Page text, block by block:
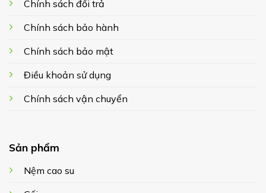
Chính sách đổi trả
Chính sách bảo hành
Chính sách bảo mật
Điều khoản sử dụng
Chính sách vận chuyển
Sản phẩm
Nệm cao su